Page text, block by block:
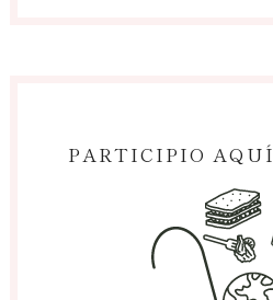
PARTICIPIO AQUÍ